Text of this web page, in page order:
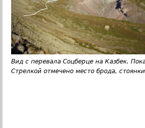
Вид с перевала Соцберце на Казбек.
Стрелкой отмечено место брода,